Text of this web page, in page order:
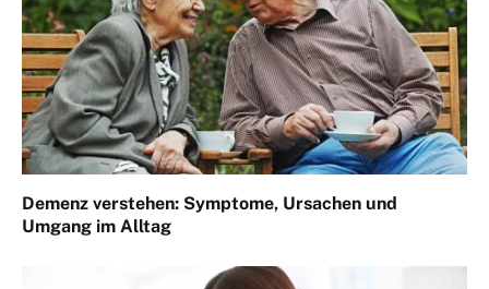
Demenz verstehen: Symptome, Ursachen und
Umgang im Alltag